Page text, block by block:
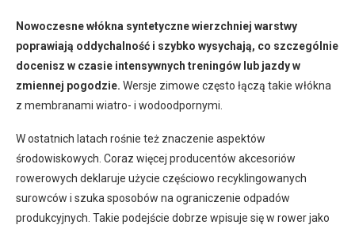
Nowoczesne włókna syntetyczne wierzchniej warstwy
poprawiają oddychalność i szybko wysychają, co szczególnie
docenisz w czasie intensywnych treningów lub jazdy w
zmiennej pogodzie. Wersje zimowe często łączą takie włókna
z membranami wiatro- i wodoodpornymi.
W ostatnich latach rośnie też znaczenie aspektów
środowiskowych. Coraz więcej producentów akcesoriów
rowerowych deklaruje użycie częściowo recyklingowanych
surowców i szuka sposobów na ograniczenie odpadów
produkcyjnych. Takie podejście dobrze wpisuje się w rower jako